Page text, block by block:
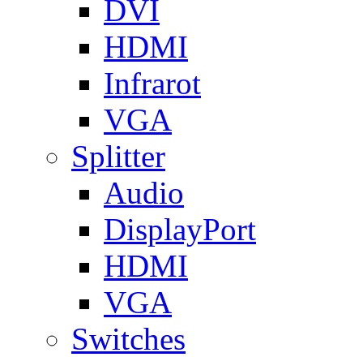
DVI
HDMI
Infrarot
VGA
Splitter
Audio
DisplayPort
HDMI
VGA
Switches